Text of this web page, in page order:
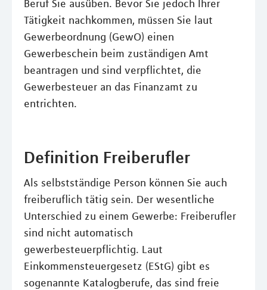
Beruf Sie ausüben. Bevor Sie jedoch Ihrer
Tätigkeit nachkommen, müssen Sie laut
Gewerbeordnung (GewO) einen
Gewerbeschein beim zuständigen Amt
beantragen und sind verpflichtet, die
Gewerbesteuer an das Finanzamt zu
entrichten.
Definition Freiberufler
Als selbstständige Person können Sie auch
freiberuflich tätig sein. Der wesentliche
Unterschied zu einem Gewerbe: Freiberufler
sind nicht automatisch
gewerbesteuerpflichtig. Laut
Einkommensteuergesetz (EStG) gibt es
sogenannte Katalogberufe, das sind freie